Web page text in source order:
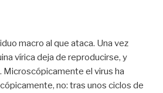
macro al que ataca. Una vez
vírica deja de reproducirse, y
Microscópicamente el virus ha
no: tras unos ciclos de